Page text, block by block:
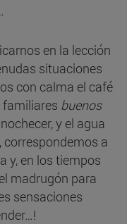
en la lección
situaciones
con calma el café
familiares buenos
y el agua
correspondemos a
y, en los tiempos
madrugón para
sensaciones